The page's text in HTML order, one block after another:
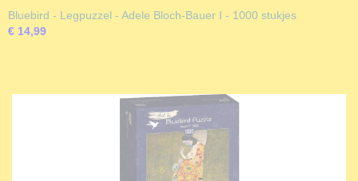
Bluebird - Legpuzzel - Adele Bloch-Bauer I - 1000 stukjes
€ 14,99